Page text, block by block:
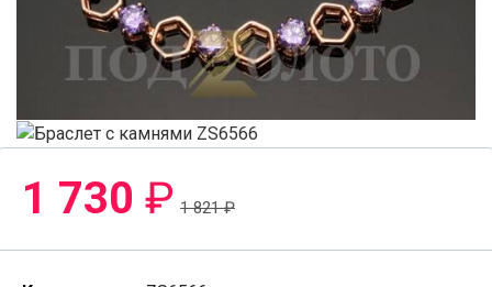
1 730 ₽ 1 821₽